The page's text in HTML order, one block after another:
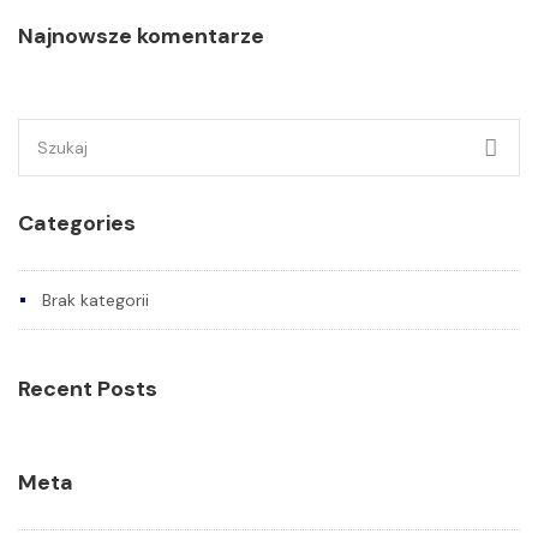
Najnowsze komentarze
Categories
Brak kategorii
Recent Posts
Meta